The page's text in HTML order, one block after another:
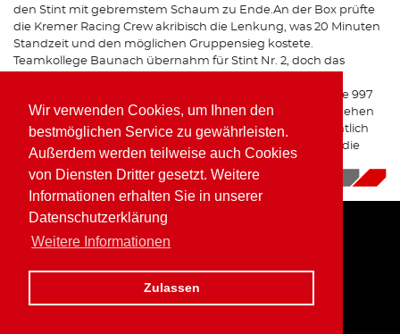
Wir verwenden Cookies, um Ihnen den
bestmöglichen Service zu gewährleisten.
Außerdem werden teilweise auch Cookies
von Diensten Dritter gesetzt. Weitere
Informationen erhalten Sie in unserer
Datenschutzerklärung
Weitere Informationen
Zulassen
den Stint mit gebremstem Schaum zu Ende.An der Box prüfte
die Kremer Racing Crew akribisch die Lenkung, was 20 Minuten
Standzeit und den möglichen Gruppensieg kostete.
Teamkollege Baunach übernahm für Stint Nr. 2, doch das
Sicherheitsgründen entschied sich das Team, den Porsche 997
K3 aus dem Rennen zurück zu ziehen. „In zwei Wochen gehen
wir bei VLN 4 wieder an den Start und können uns hoffentlich
endlich mal einen Siegerkranz abholen“, gab Kaufmann die
28.06.2018
Home Impressum